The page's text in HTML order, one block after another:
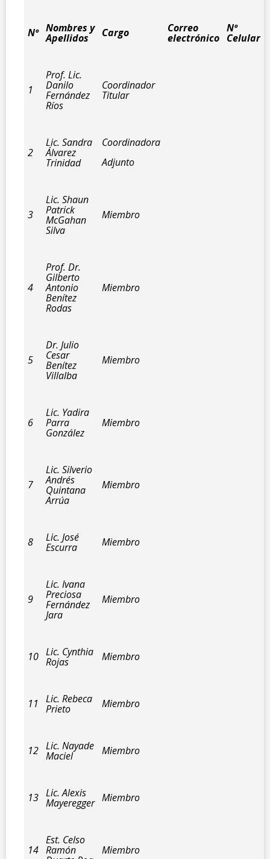
Nº Nombres y
Apellidos Cargo Correo
electrónico
Nº
Celular
1
Prof. Lic.
Danilo
Fernández
Ríos
Coordinador
Titular
2
Lic. Sandra
Álvarez
Trinidad
Coordinadora
Adjunto
3
Lic. Shaun
Patrick
McGahan
Silva
Miembro
4
Prof. Dr.
Gilberto
Antonio
Benítez
Rodas
Miembro
5
Dr. Julio
Cesar
Benítez
Villalba
Miembro
6
Lic. Yadira
Parra
González
Miembro
7
Lic. Silverio
Andrés
Quintana
Arrúa
Miembro
8 Lic. José
Escurra Miembro
9
Lic. Ivana
Preciosa
Fernández
Jara
Miembro
10 Lic. Cynthia
Rojas Miembro
11 Lic. Rebeca
Prieto Miembro
12 Lic. Nayade
Maciel Miembro
13 Lic. Alexis
Mayeregger Miembro
14
Est. Celso
Ramón Miembro